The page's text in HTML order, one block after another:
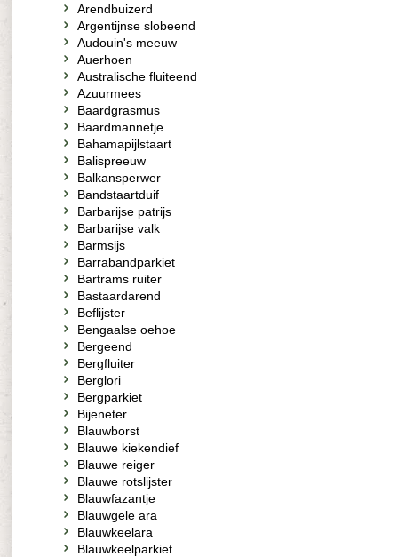
Arendbuizerd
Argentijnse slobeend
Audouin's meeuw
Auerhoen
Australische fluiteend
Azuurmees
Baardgrasmus
Baardmannetje
Bahamapijlstaart
Balispreeuw
Balkansperwer
Bandstaartduif
Barbarijse patrijs
Barbarijse valk
Barmsijs
Barrabandparkiet
Bartrams ruiter
Bastaardarend
Beflijster
Bengaalse oehoe
Bergeend
Bergfluiter
Berglori
Bergparkiet
Bijeneter
Blauwborst
Blauwe kiekendief
Blauwe reiger
Blauwe rotslijster
Blauwfazantje
Blauwgele ara
Blauwkeelara
Blauwkeelparkiet